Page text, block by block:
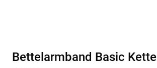
Bettelarmband Basic Kette